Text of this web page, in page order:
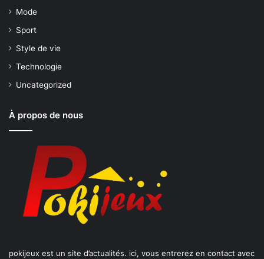
Mode
Sport
Style de vie
Technologie
Uncategorized
À propos de nous
pokijeux est un site d’actualités. ici, vous entrerez en contact avec